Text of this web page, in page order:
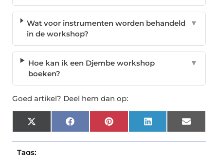
Wat voor instrumenten worden behandeld
in de workshop?
▼
Hoe kan ik een Djembe workshop
boeken?
▼
Goed artikel? Deel hem dan op:
X
(Twitter)
FacebookPinterest LinkedIn Email
Tags: